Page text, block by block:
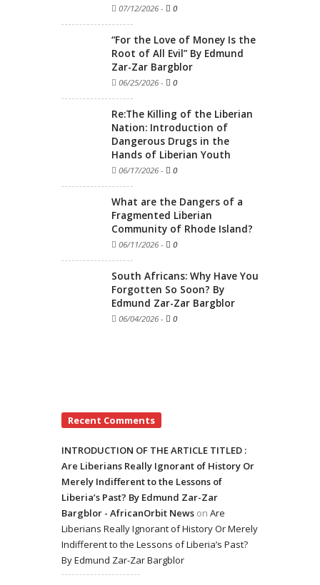
07/12/2026 - 0
“For the Love of Money Is the
Root of All Evil” By Edmund
Zar-Zar Bargblor
06/25/2026 - 0
Re:The Killing of the Liberian
Nation: Introduction of
Dangerous Drugs in the
Hands of Liberian Youth
06/17/2026 - 0
What are the Dangers of a
Fragmented Liberian
Community of Rhode Island?
06/11/2026 - 0
South Africans: Why Have You
Forgotten So Soon? By
Edmund Zar-Zar Bargblor
06/04/2026 - 0
Recent Comments
INTRODUCTION OF THE ARTICLE TITLED :
Are Liberians Really Ignorant of History Or
Merely Indifferent to the Lessons of
Liberia’s Past? By Edmund Zar-Zar
Bargblor - AfricanOrbit News on Are
Liberians Really Ignorant of History Or Merely
Indifferent to the Lessons of Liberia’s Past?
By Edmund Zar-Zar Bargblor